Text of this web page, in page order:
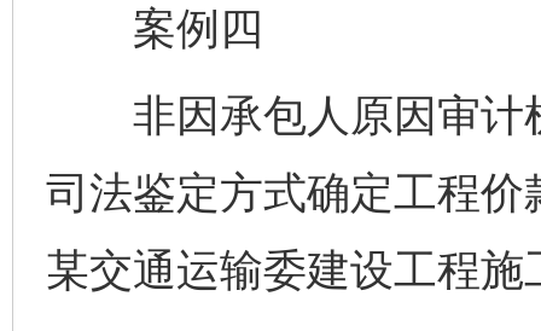
案例四
非因承包人原因审计
司法鉴定方式确定工程
某交通运输委建设工程施